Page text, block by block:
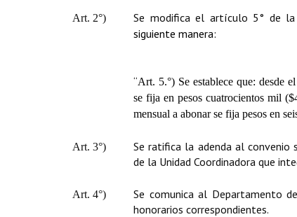
Art. 2°) Se modifica el artículo 5° de la
siguiente manera:
“Art. 5.°) Se establece que: desde
se fija en pesos cuatrocientos mil
mensual a abonar se fija pesos en
Art. 3°)
Se ratifica la adenda al convenio
de la Unidad Coordinadora que
Art. 4°)
Se comunica al Departamento
honorarios correspondientes.